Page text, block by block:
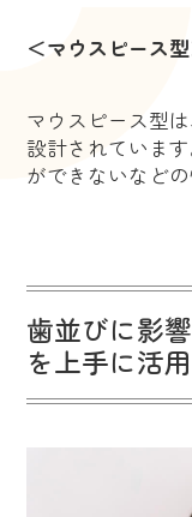
＜マウスピース
マウスピース型
設計されていま
ができないなど
歯並びに影
を上手に活